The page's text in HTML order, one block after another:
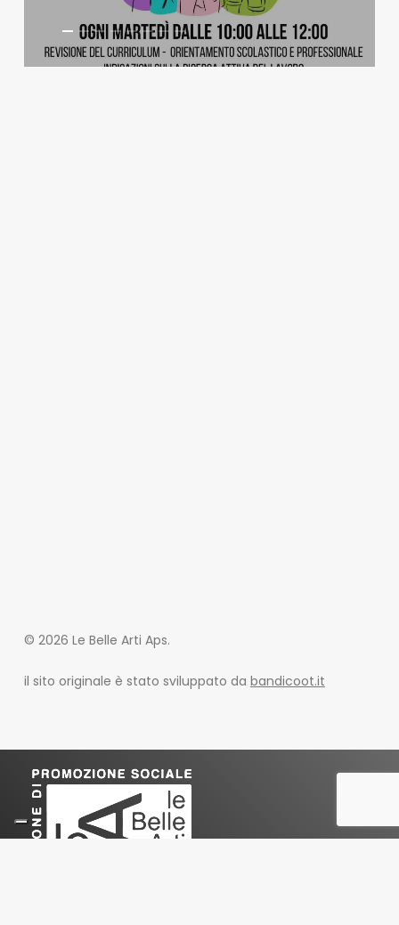
© 2026 Le Belle Arti Aps.
il sito originale è stato sviluppato da bandicoot.it